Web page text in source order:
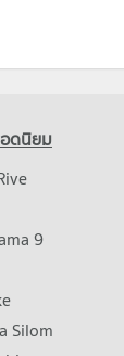
อดนิยม
9
Silom